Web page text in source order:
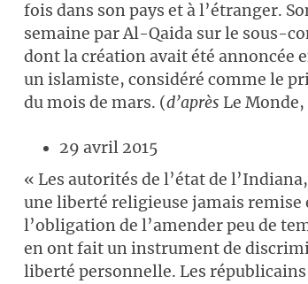
fois dans son pays et à l’étranger.
semaine par Al-Qaida sur le sous-
dont la création avait été annoncée
un islamiste, considéré comme le
du mois de mars. (d’après Le Monde,
29 avril 2015
« Les autorités de l’état de
une liberté religieuse jamais remise
l’obligation de l’amender peu de
en ont fait un instrument de
liberté personnelle. Les